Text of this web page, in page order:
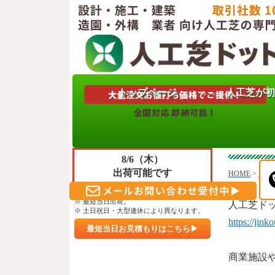
トップページ 人工芝が
HOME > お
人工芝ド
https://
商業施設
8/6（木）
出荷可能です
※ 午前10時30分までのご入金確認。
※ 最短当日出荷。
※ 土日祝日・大型連休により異なります。
最短当日お見積もりはこちら▶